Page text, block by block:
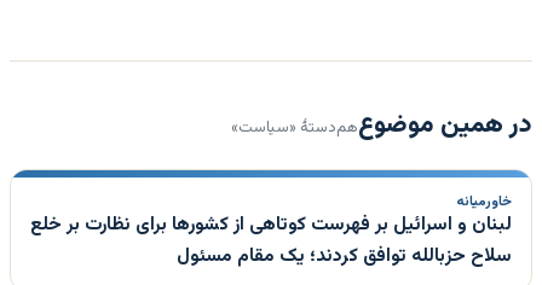
در همین موضوعهم‌دستهٔ «سیاست»
خاورمیانه
لبنان و اسرائیل بر فهرست کوتاهی از کشورها برای نظارت بر خلع
سلاح حزبالله توافق کردند؛ یک مقام مسئول